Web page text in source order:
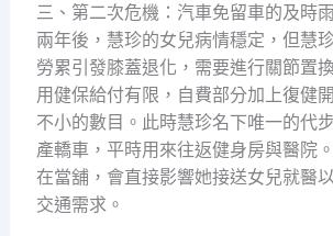
三、第二次危機：汽車免留車的及時雨
兩年後，慧珍的女兒病情穩定，但慧
勞累引發膝蓋退化，需要進行關節置
用健保給付有限，自費部分加上復健
不小的數目。此時慧珍名下唯一的代
產轎車，平時用來往返健身房與醫院
在當舖，會直接影響她接送女兒就醫
交通需求。